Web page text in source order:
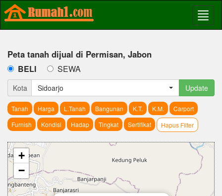
Peta tanah dijual di Permisan, Jabon
BELI SEWA
Kota Sidoarjo Update
Tanah Harga L.Tanah Bangunan K.T. K.M.
Carport
Furnish
Kondisi Hadap Tingkat Sertifikat Hapus Filter
+
−